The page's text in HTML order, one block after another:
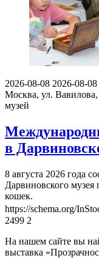
2026-08-08 2026-08-08
Москва, ул.
музей
в
8 августа 2026 года
Дарвиновского
кошек.
https://schema.org/
2499 2
На нашем сайте вы
выставка